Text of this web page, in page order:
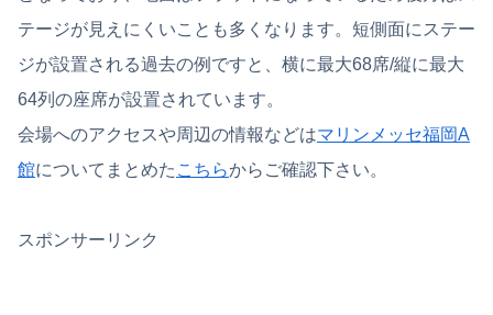
テージが見えにくいことも多くなります。短側面にステー
ジが設置される過去の例ですと、横に最大68席/縦に最大
64列の座席が設置されています。
会場へのアクセスや周辺の情報などはマリンメッセ福岡A
館についてまとめた こちらからご確認下さい。
スポンサーリンク